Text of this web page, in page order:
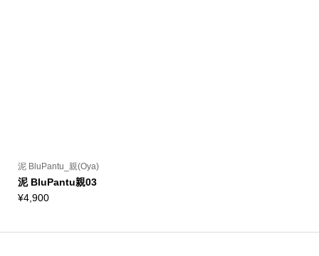
泥 BluPantu_親(Oya)
泥 BluPantu親03
¥4,900